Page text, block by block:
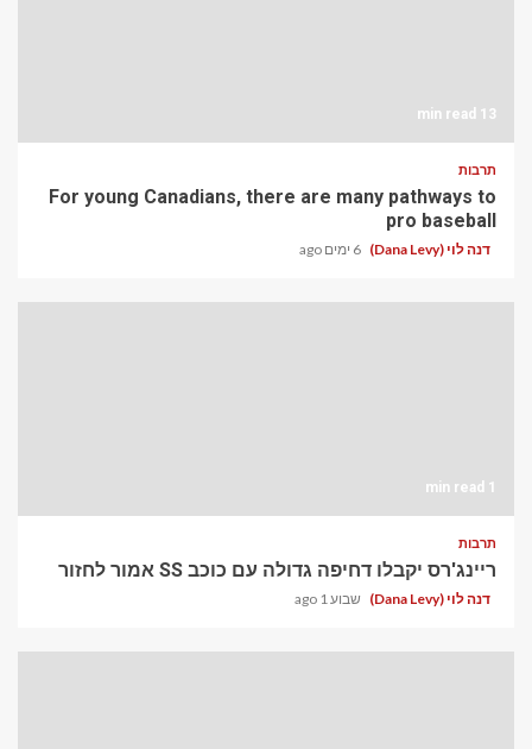
13 min read
תרבות
For young Canadians, there are many pathways to
pro baseball
דנה לוי (Dana Levy) 6 ימים ago
1 min read
תרבות
ריינג'רס יקבלו דחיפה גדולה עם כוכב SS אמור לחזור
דנה לוי (Dana Levy) שבוע 1 ago